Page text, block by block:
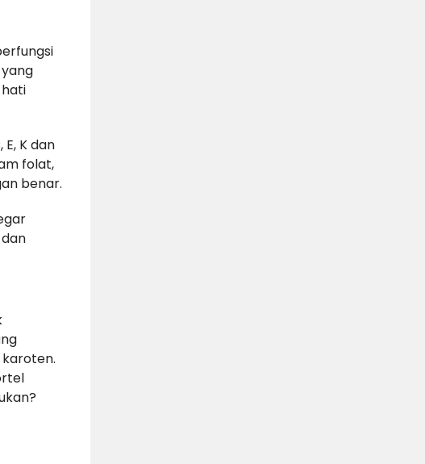
K dan
folat,
benar.